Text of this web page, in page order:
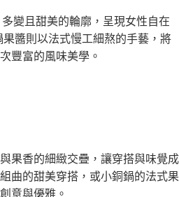
變且甜美的輪廓，呈現女性自在
醬則以法式慢工細熬的手藝，將
豐富的風味美學。
果香的細緻交疊，讓穿搭與味覺成
曲的甜美穿搭，或小銅鍋的法式果
意與優雅。